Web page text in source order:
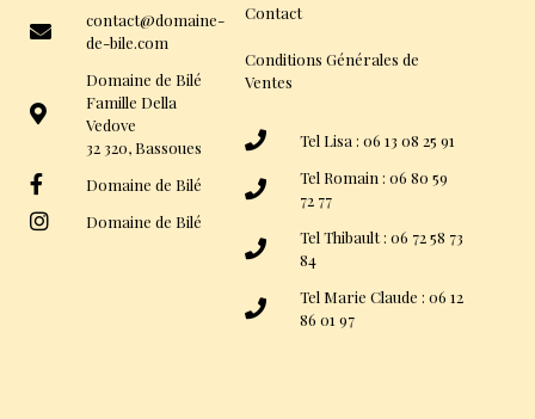
contact@domaine-
de-bile.com
Domaine de Bilé
Famille Della
Vedove
32 320, Bassoues
Domaine de Bilé
Domaine de Bilé
Contact
Conditions Générales de
Ventes
Tel Lisa : 06 13 08 25 91
Tel Romain : 06 80 59
72 77
Tel Thibault : 06 72 58 73
84
Tel Marie Claude : 06 12
86 01 97